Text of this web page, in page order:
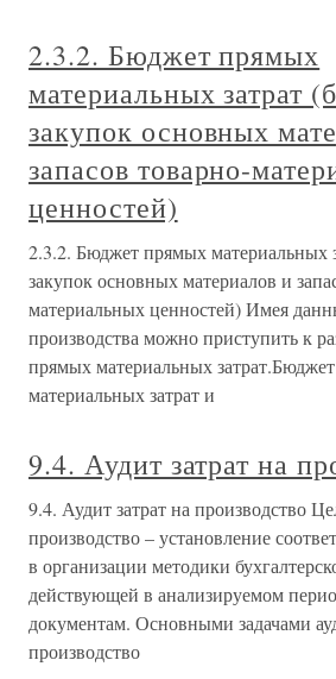
2.3.2. Бюджет прямых
материальных затрат
закупок основных
запасов товарно-
ценностей)
2.3.2. Бюджет прямых материальных
закупок основных материалов и
материальных ценностей) Имея
производства можно приступить к
прямых материальных
материальных затрат и
9.4. Аудит затрат на
9.4. Аудит затрат на производство
производство – установление
в организации методики
действующей в анализируемом
документам. Основными задачами
производство